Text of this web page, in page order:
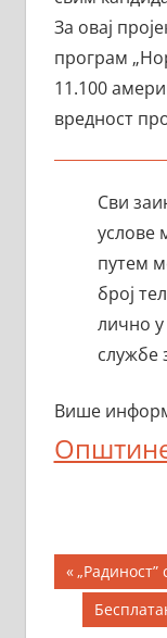
За овај
програм
11.100
вредност
Сви
услове
путем
број
лично
службе
Више
чланка
Previous
Post:
Next